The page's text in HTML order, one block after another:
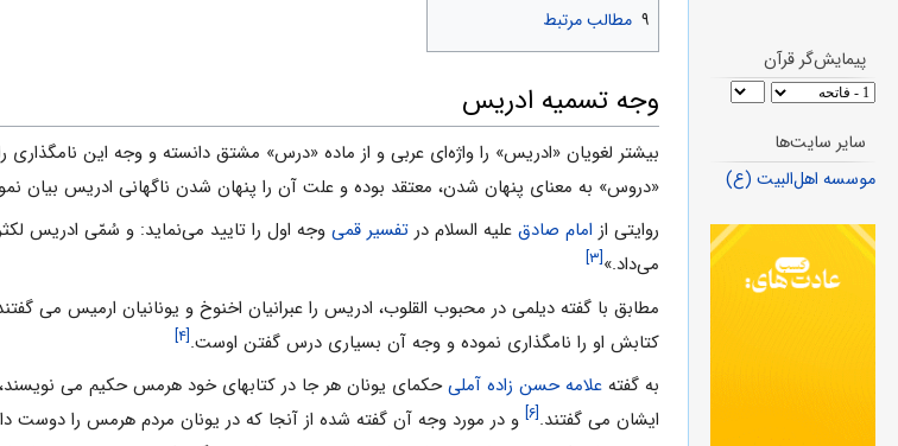
۹ مطالب مرتبط
وجه تسمیه ادریس
بیشتر لغویان «ادریس» را واژه‌اى عربى و از ماده «درس» مشتق دانسته و وجه این نامگذارى
«دروس» به ‌معناى پنهان شدن، معتقد بوده و علت آن را پنهان شدن ناگهانى ادریس بیان
روایتی از امام صادق علیه السلام در تفسیر قمی وجه اول را تایید می‌نماید: و سُمّى ادریس
می‌داد.»[۳]
مطابق با گفته دیلمى در محبوب القلوب، ادریس را عبرانیان اخنوخ و یونانیان ارمیس می
کتابش او را نامگذاری نموده و وجه آن بسیاری درس گفتن اوست.[۴]
به گفته علامه حسن زاده آملیحکماى یونان هر جا در کتابهای خود هرمس حکیم می
ایشان می گفتند.[۶]
و در مورد وجه آن گفته شده از آنجا که در یونان مردم هرمس را دوست
پیمایش‌گر قرآن
سایر سایت‌ها
موسسه اهل‌البیت (ع)